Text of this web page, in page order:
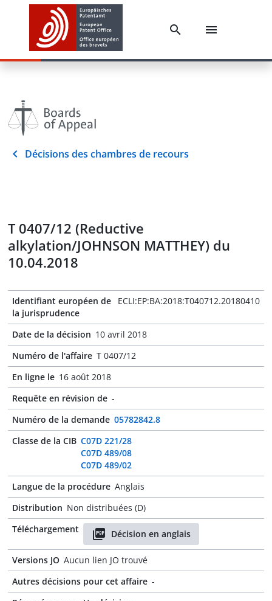
Décisions des chambres de recours
T 0407/12 (Reductive
alkylation/JOHNSON MATTHEY) du
10.04.2018
Identifiant européen de
la jurisprudence
ECLI:EP:BA:2018:T040712.20180410
Date de la décision 10 avril 2018
Numéro de l'affaire T 0407/12
En ligne le 16 août 2018
Requête en révision de -
Numéro de la demande 05782842.8
Classe de la CIB C07D 221/28
C07D 489/08
C07D 489/02
Langue de la procédure Anglais
Distribution Non distribuées (D)
Téléchargement
Décision en anglais
Versions JO Aucun lien JO trouvé
Autres décisions pour cet affaire -